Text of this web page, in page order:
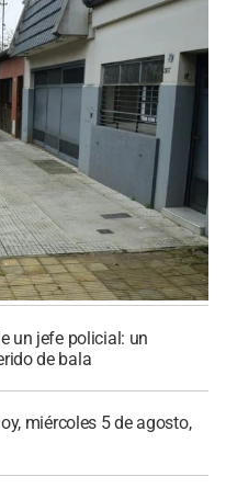
un jefe policial: un
de bala
miércoles 5 de agosto,